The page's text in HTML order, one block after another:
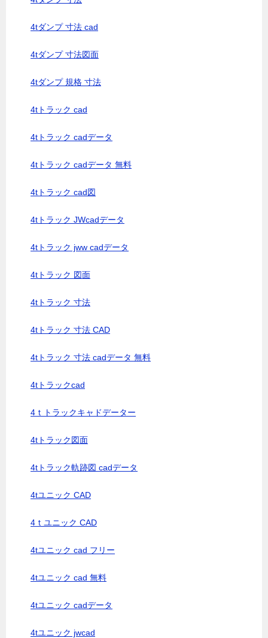
4tダンプ 寸法 cad
4tダンプ 寸法図面
4tダンプ 規格 寸法
4tトラック cad
4tトラック cadデータ
4tトラック cadデータ 無料
4tトラック cad図
4tトラック JWcadデータ
4tトラック jww cadデータ
4tトラック 図面
4tトラック 寸法
4tトラック 寸法 CAD
4tトラック 寸法 cadデータ 無料
4tトラックcad
4ｔトラックキャドデーター
4tトラック図面
4tトラック軌跡図 cadデータ
4tユニック CAD
4ｔユニック CAD
4tユニック cad フリー
4tユニック cad 無料
4tユニック cadデータ
4tユニック jwcad